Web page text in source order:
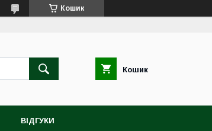
Кошик
Кошик
ВІДГУКИ